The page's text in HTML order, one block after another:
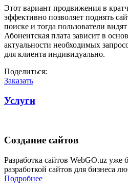
Этот вариант продвижения в
эффективно позволяет поднять
поиске и тогда пользователи
Абонентская плата зависит в
актуальности необходимых
для клиента индивидуально.
Поделиться:
Заказать
Услуги
Создание сайтов
Разработка сайтов WebGO.uz уже
разработкой сайтов для бизнеса
Подробнее